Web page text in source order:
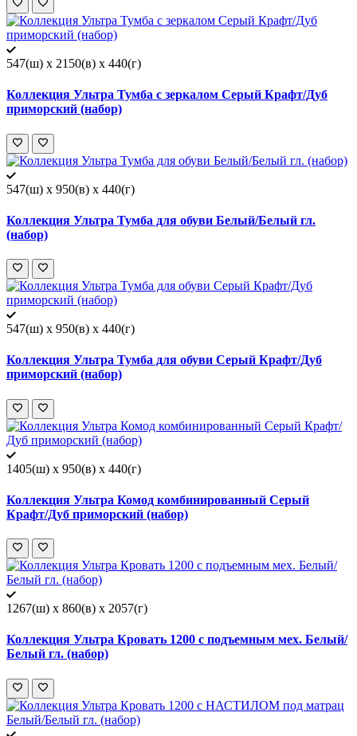
547(ш) x 2150(в) x 440(г)
Коллекция Ультра Тумба с зеркалом Серый Крафт/Дуб
приморский (набор)
547(ш) x 950(в) x 440(г)
Коллекция Ультра Тумба для обуви Белый/Белый гл.
(набор)
547(ш) x 950(в) x 440(г)
Коллекция Ультра Тумба для обуви Серый Крафт/Дуб
приморский (набор)
1405(ш) x 950(в) x 440(г)
Коллекция Ультра Комод комбинированный Серый
Крафт/Дуб приморский (набор)
1267(ш) x 860(в) x 2057(г)
Коллекция Ультра Кровать 1200 с подъемным мех. Белый/
Белый гл. (набор)